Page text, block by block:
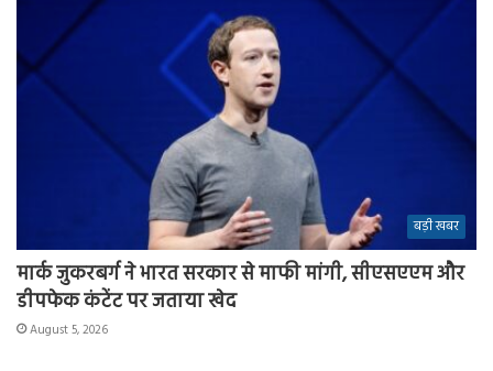
बड़ी खबर
मार्क जुकरबर्ग ने भारत सरकार से माफी मांगी, सीएसएएम और
डीपफेक कंटेंट पर जताया खेद
August 5, 2026